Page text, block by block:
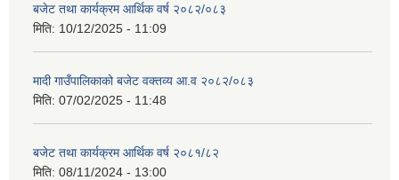
बजेट तथा कार्यक्रम आर्थिक वर्ष २०८२/०८३
मिति: 10/12/2025 - 11:09
मादी गाउँपालिकाको बजेट वक्तव्य आ.व २०८२/०८३
मिति: 07/02/2025 - 11:48
बजेट तथा कार्यक्रम आर्थिक वर्ष २०८१/८२
मिति: 08/11/2024 - 13:00